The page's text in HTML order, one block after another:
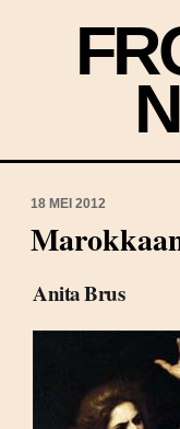
18 MEI 2012
Anita Brus